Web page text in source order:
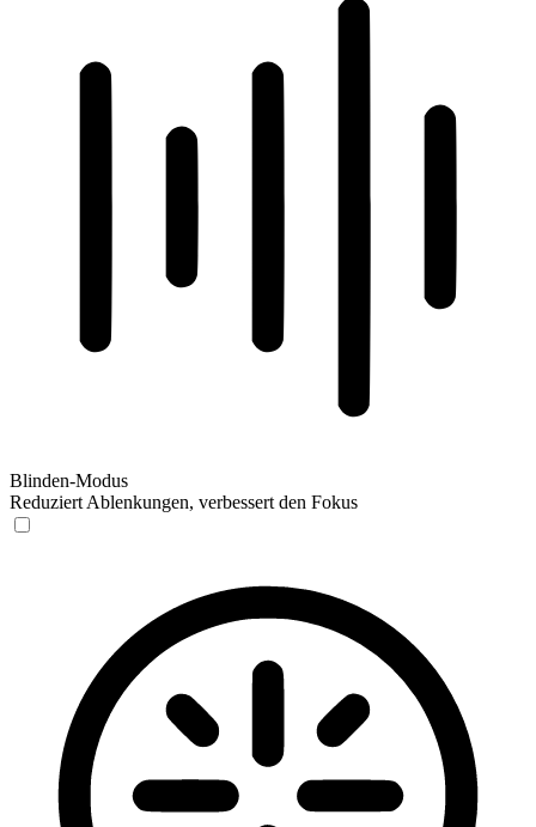
Blinden-Modus
Reduziert Ablenkungen, verbessert den Fokus